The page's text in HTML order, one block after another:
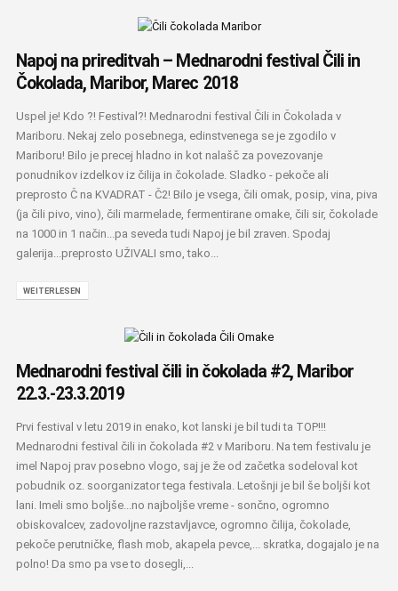
Napoj na prireditvah – Mednarodni festival Čili in
Čokolada, Maribor, Marec 2018
Uspel je! Kdo ?! Festival?! Mednarodni festival Čili in Čokolada v
Mariboru. Nekaj zelo posebnega, edinstvenega se je zgodilo v
Mariboru! Bilo je precej hladno in kot nalašč za povezovanje
ponudnikov izdelkov iz čilija in čokolade. Sladko - pekoče ali
preprosto Č na KVADRAT - Č2! Bilo je vsega, čili omak, posip, vina, piva
(ja čili pivo, vino), čili marmelade, fermentirane omake, čili sir, čokolade
na 1000 in 1 način...pa seveda tudi Napoj je bil zraven. Spodaj
galerija...preprosto UŽIVALI smo, tako...
WEITERLESEN
Mednarodni festival čili in čokolada #2, Maribor
22.3.-23.3.2019
Prvi festival v letu 2019 in enako, kot lanski je bil tudi ta TOP!!!
Mednarodni festival čili in čokolada #2 v Mariboru. Na tem festivalu je
imel Napoj prav posebno vlogo, saj je že od začetka sodeloval kot
pobudnik oz. soorganizator tega festivala. Letošnji je bil še boljši kot
lani. Imeli smo boljše...no najboljše vreme - sončno, ogromno
obiskovalcev, zadovoljne razstavljavce, ogromno čilija, čokolade,
pekoče perutničke, flash mob, akapela pevce,... skratka, dogajalo je na
polno! Da smo pa vse to dosegli,...